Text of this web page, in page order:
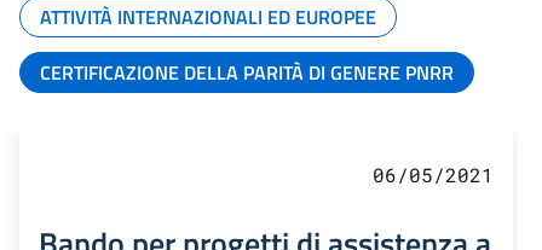
ATTIVITÀ INTERNAZIONALI ED EUROPEE
CERTIFICAZIONE DELLA PARITÀ DI GENERE PNRR
06/05/2021